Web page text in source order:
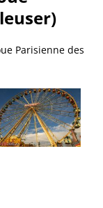
Parisienne des